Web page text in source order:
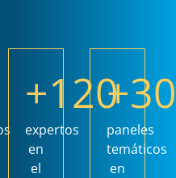
+120
expertos
en
el
+30
paneles
temáticos
en